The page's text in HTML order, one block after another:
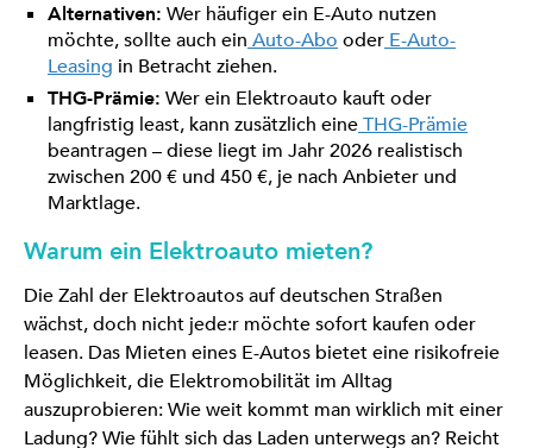
Alternativen: Wer häufiger ein E-Auto nutzen
möchte, sollte auch ein Auto-Abo oder E-Auto-
Leasing in Betracht ziehen.
THG-Prämie: Wer ein Elektroauto kauft oder
langfristig least, kann zusätzlich eineTHG-Prämie
beantragen – diese liegt im Jahr 2026 realistisch
zwischen 200 € und 450 €, je nach Anbieter und
Marktlage.
Warum ein Elektroauto mieten?
Die Zahl der Elektroautos auf deutschen Straßen
wächst, doch nicht jede:r möchte sofort kaufen oder
leasen. Das Mieten eines E-Autos bietet eine risikofreie
Möglichkeit, die Elektromobilität im Alltag
auszuprobieren: Wie weit kommt man wirklich mit einer
Ladung? Wie fühlt sich das Laden unterwegs an? Reicht